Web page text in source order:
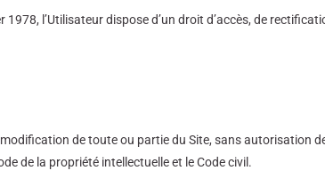
l’Utilisateur dispose d’un droit d’accès, de
de toute ou partie du Site, sans autorisation
de la propriété intellectuelle et le Code civil.